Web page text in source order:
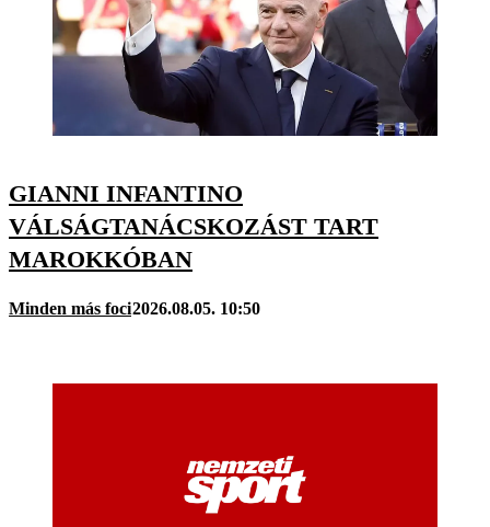
GIANNI INFANTINO
VÁLSÁGTANÁCSKOZÁST TART
MAROKKÓBAN
Minden más foci2026.08.05. 10:50